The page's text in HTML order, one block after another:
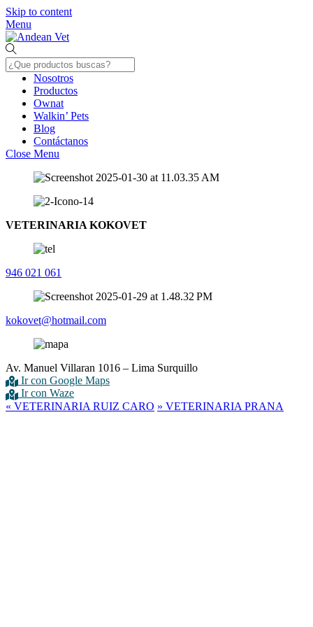
Skip to content
Menu
Nosotros
Productos
Ownat
Walkin’ Pets
Blog
Contáctanos
Close Menu
VETERINARIA KOKOVET
946 021 061
kokovet@hotmail.com
Av. Manuel Villaran 1016 – Lima Surquillo
Ir con Google Maps
Ir con Waze
« VETERINARIA RUIZ CARO » VETERINARIA PRANA